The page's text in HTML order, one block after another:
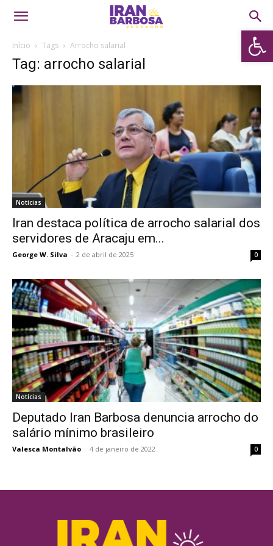
Abrir
Início Tags Arrocho salarial
Tag: arrocho salarial
Notícias
Iran destaca política de arrocho salarial dos
servidores de Aracaju em...
George W. Silva - 2 de abril de 2025 0
Notícias
Deputado Iran Barbosa denuncia arrocho do
salário mínimo brasileiro
Valesca Montalvão - 4 de janeiro de 2022 0